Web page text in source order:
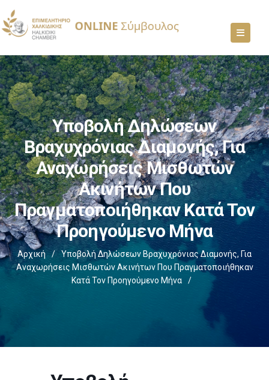
Υποβολή Δηλώσεων
Βραχυχρόνιας Διαμονής, Για
Αναχωρήσεις Μισθωτών
Ακινήτων Που
Πραγματοποιήθηκαν Κατά Τον
Προηγούμενο Μήνα
Αρχική /
Υποβολή Δηλώσεων Βραχυχρόνιας Διαμονής, Για
Αναχωρήσεις Μισθωτών Ακινήτων Που Πραγματοποιήθηκαν
Κατά Τον Προηγούμενο Μήνα
/